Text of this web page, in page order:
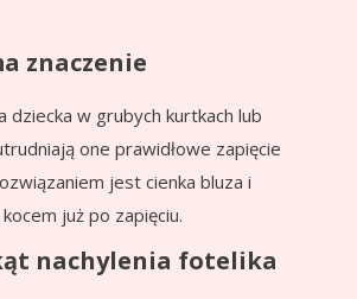
znaczenie
dziecka w grubych kurtkach lub
one prawidłowe zapięcie
jest cienka bluza i
już po zapięciu.
nachylenia fotelika